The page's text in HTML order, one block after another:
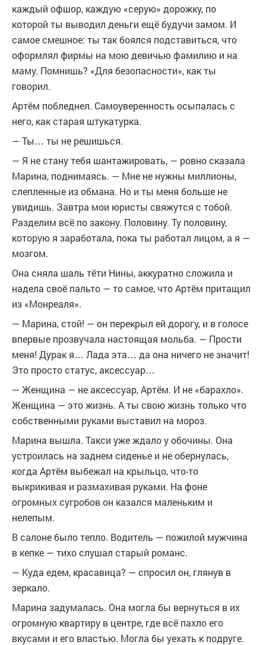
каждый офшор, каждую «серую» дорожку, по
которой ты выводил деньги ещё будучи замом. И
самое смешное: ты так боялся подставиться, что
оформлял фирмы на мою девичью фамилию и на
маму. Помнишь? «Для безопасности», как ты
говорил.
Артём побледнел. Самоуверенность осыпалась с
него, как старая штукатурка.
— Ты… ты не решишься.
— Я не стану тебя шантажировать, — ровно сказала
Марина, поднимаясь. — Мне не нужны миллионы,
слепленные из обмана. Но и ты меня больше не
увидишь. Завтра мои юристы свяжутся с тобой.
Разделим всё по закону. Половину. Ту половину,
которую я заработала, пока ты работал лицом, а я —
мозгом.
Она сняла шаль тёти Нины, аккуратно сложила и
надела своё пальто — то самое, что Артём притащил
из «Монреаля».
— Марина, стой! — он перекрыл ей дорогу, и в голосе
впервые прозвучала настоящая мольба. — Прости
меня! Дурак я… Лада эта… да она ничего не значит!
Это просто статус, аксессуар…
— Женщина — не аксессуар, Артём. И не «барахло».
Женщина — это жизнь. А ты свою жизнь только что
собственными руками выставил на мороз.
Марина вышла. Такси уже ждало у обочины. Она
устроилась на заднем сиденье и не обернулась,
когда Артём выбежал на крыльцо, что-то
выкрикивая и размахивая руками. На фоне
огромных сугробов он казался маленьким и
нелепым.
В салоне было тепло. Водитель — пожилой мужчина
в кепке — тихо слушал старый романс.
— Куда едем, красавица? — спросил он, глянув в
зеркало.
Марина задумалась. Она могла бы вернуться в их
огромную квартиру в центре, где всё пахло его
вкусами и его властью. Могла бы уехать к подруге.